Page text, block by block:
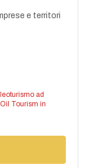
e territori
ad
Tourism in